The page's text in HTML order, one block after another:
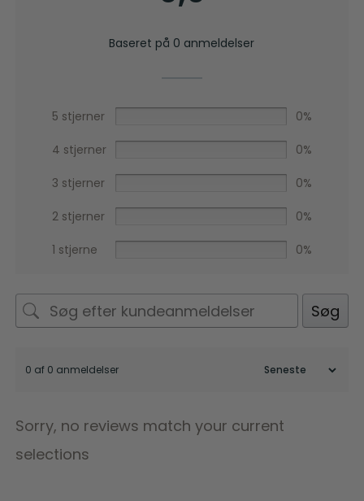
Baseret på 0 anmeldelser
5 stjerner 0%
4 stjerner 0%
3 stjerner 0%
2 stjerner 0%
1 stjerne 0%
Søg
0 af 0 anmeldelser
Sorry, no reviews match your current
selections